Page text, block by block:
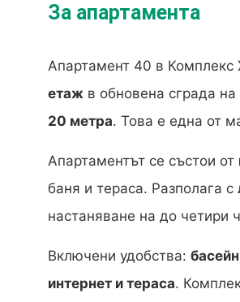
За апартамента
Апартамент 40 в Комплекс
етаж в обновена сграда
20 метра. Това е една от
Апартаментът се състои от
баня и тераса. Разполага с
настаняване на до четири
Включени удобства:
интернет и тераса.